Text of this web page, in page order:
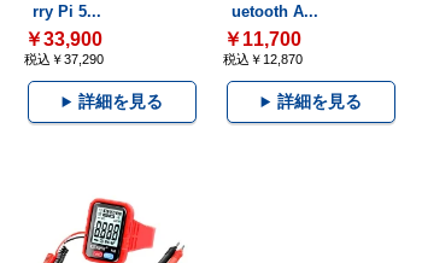
rry Pi 5...
￥33,900
税込￥37,290
詳細を見る
uetooth A...
￥11,700
税込￥12,870
詳細を見る